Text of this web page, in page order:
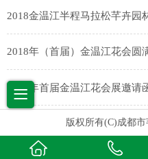
2018金温江半程马拉松芊卉园
2018年（首届）金温江花会圆
2018年首届金温江花会展邀请
版权所有(C)成都